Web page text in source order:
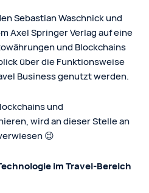
Sebastian Waschnick und
Axel Springer Verlag auf eine
und Blockchains
über die Funktionsweise
Business genutzt werden.
und
wird an dieser Stelle an
😉
im Travel-Bereich